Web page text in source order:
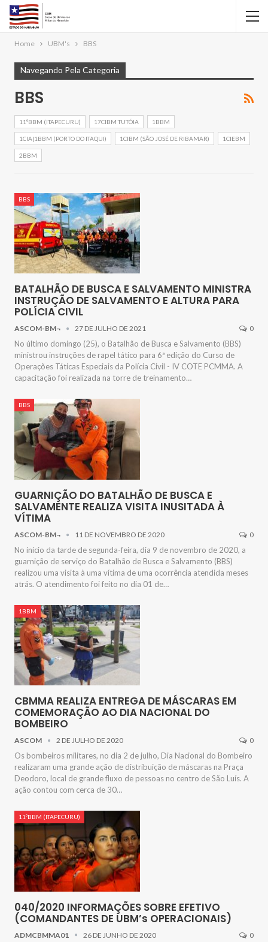
Home UBM's BBS
Navegando Pela Categoria
BBS
11ºBBM (ITAPECURU) 17CIBM TUTÓIA 1BBM
1CIA|1BBM (PORTO DO ITAQUI) 1CIBM (SÃO JOSÉ DE RIBAMAR) 1CIEBM
2BBM
BBS
BATALHÃO DE BUSCA E SALVAMENTO MINISTRA
INSTRUÇÃO DE SALVAMENTO E ALTURA PARA
POLÍCIA CIVIL
ASCOM-BM¬ 27 DE JULHO DE 2021 0
No último domingo (25), o Batalhão de Busca e Salvamento (BBS)
ministrou instruções de rapel tático para 6ª edição do Curso de
Operações Táticas Especiais da Polícia Civil - IV COTE PCMMA. A
capacitação foi realizada na torre de treinamento…
BBS
GUARNIÇÃO DO BATALHÃO DE BUSCA E
SALVAMENTE REALIZA VISITA INUSITADA À
VÍTIMA
ASCOM-BM¬ 11 DE NOVEMBRO DE 2020 0
No início da tarde de segunda-feira, dia 9 de novembro de 2020, a
guarnição de serviço do Batalhão de Busca e Salvamento (BBS)
realizou uma visita à uma vítima de uma ocorrência atendida meses
atrás. O atendimento foi feito no dia 01 de…
1BBM
CBMMA REALIZA ENTREGA DE MÁSCARAS EM
COMEMORAÇÃO AO DIA NACIONAL DO
BOMBEIRO
ASCOM 2 DE JULHO DE 2020 0
Os bombeiros militares, no dia 2 de julho, Dia Nacional do Bombeiro
realizaram uma grande ação de distribuição de máscaras na Praça
Deodoro, local de grande fluxo de pessoas no centro de São Luís. A
ação contou com cerca de 30…
11ºBBM (ITAPECURU)
040/2020 INFORMAÇÕES SOBRE EFETIVO
(COMANDANTES DE UBM’s OPERACIONAIS)
ADMCBMMA01 26 DE JUNHO DE 2020 0